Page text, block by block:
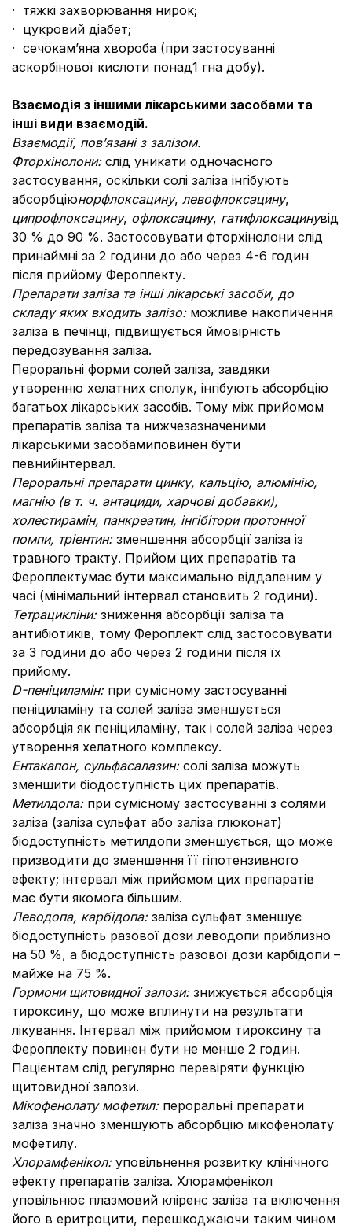
· тяжкі захворювання нирок;
· цукровий діабет;
· сечокам’яна хвороба (при застосуванні
аскорбінової кислоти понад1 гна добу).
Взаємодія з іншими лікарськими засобами та
інші види взаємодій.
Взаємодії, пов’язані з залізом.
Фторхінолони: слід уникати одночасного
застосування, оскільки солі заліза інгібують
абсорбціюнорфлоксацину, левофлоксацину,
ципрофлоксацину, офлоксацину, гатифлоксацинувід
30 % до 90 %. Застосовувати фторхінолони слід
принаймні за 2 години до або через 4-6 годин
після прийому Фероплекту.
Препарати заліза та інші лікарські засоби, до
складу яких входить залізо: можливе накопичення
заліза в печінці, підвищується ймовірність
передозування заліза.
Пероральні форми солей заліза, завдяки
утворенню хелатних сполук, інгібують абсорбцію
багатьох лікарських засобів. Тому між прийомом
препаратів заліза та нижчезазначеними
лікарськими засобамиповинен бути
певнийінтервал.
Пероральні препарати цинку, кальцію, алюмінію,
магнію (в т. ч. антациди, харчові добавки),
холестирамін, панкреатин, інгібітори протонної
помпи, тріентин: зменшення абсорбції заліза із
травного тракту. Прийом цих препаратів та
Фероплектумає бути максимально віддаленим у
часі (мінімальний інтервал становить 2 години).
Тетрацикліни: зниження абсорбції заліза та
антибіотиків, тому Фероплект слід застосовувати
за 3 години до або через 2 години після їх
прийому.
D-пеніциламін: при сумісному застосуванні
пеніциламіну та солей заліза зменшується
абсорбція як пеніциламіну, так і солей заліза через
утворення хелатного комплексу.
Ентакапон, сульфасалазин: солі заліза можуть
зменшити біодоступність цих препаратів.
Метилдопа: при сумісному застосуванні з солями
заліза (заліза сульфат або заліза глюконат)
біодоступність метилдопи зменшується, що може
призводити до зменшення її гіпотензивного
ефекту; інтервал між прийомом цих препаратів
має бути якомога більшим.
Леводопа, карбідопа: заліза сульфат зменшує
біодоступність разової дози леводопи приблизно
на 50 %, а біодоступність разової дози карбідопи –
майже на 75 %.
Гормони щитовидної залози: знижується абсорбція
тироксину, що може вплинути на результати
лікування. Інтервал між прийомом тироксину та
Фероплекту повинен бути не менше 2 годин.
Пацієнтам слід регулярно перевіряти функцію
щитовидної залози.
Мікофенолату мофетил: пероральні препарати
заліза значно зменшують абсорбцію мікофенолату
мофетилу.
Хлорамфенікол: уповільнення розвитку клінічного
ефекту препаратів заліза. Хлорамфенікол
уповільнює плазмовий кліренс заліза та включення
його в еритроцити, перешкоджаючи таким чином